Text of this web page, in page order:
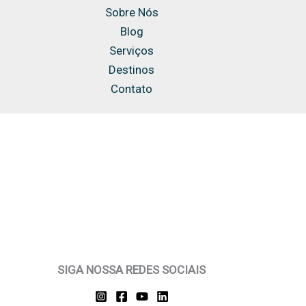
Sobre Nós
Blog
Serviços
Destinos
Contato
SIGA NOSSA REDES SOCIAIS